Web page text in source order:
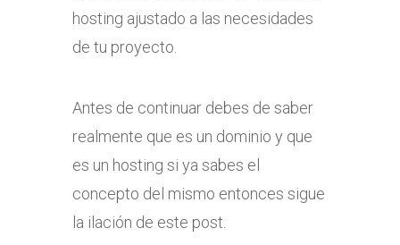
hosting ajustado a las necesidades
de tu proyecto.
Antes de continuar debes de saber
realmente que es un dominio y que
es un hosting si ya sabes el
concepto del mismo entonces sigue
la ilación de este post.